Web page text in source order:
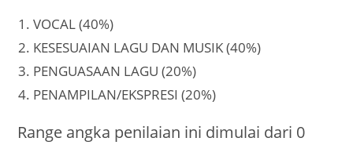
VOCAL (40%)
KESESUAIAN LAGU DAN MUSIK (40%)
PENGUASAAN LAGU (20%)
PENAMPILAN/EKSPRESI (20%)
Range angka penilaian ini dimulai dari 0